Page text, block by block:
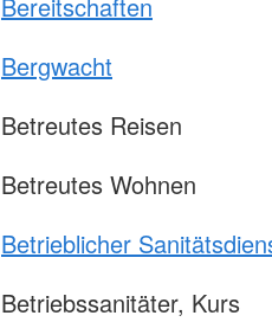
Bereitschaften
Bergwacht
Betreutes Reisen
Betreutes Wohnen
Betrieblicher
Betriebssanitäter, Kurs